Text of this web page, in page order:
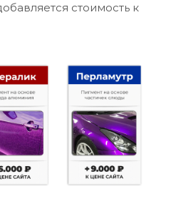
стоимость к